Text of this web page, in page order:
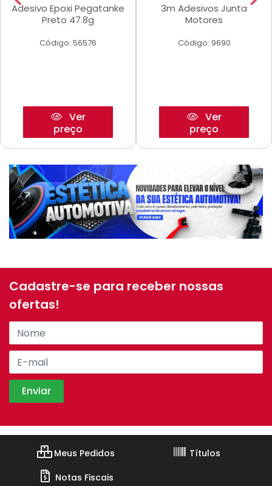
Adesivo Epoxi Pegatanke
Preto 47.8g
Código: 56576
Ver
preço
3m Adesivos Junta
Motores
Código: 9690
Ver
preço
Cadastre-se para receber nossas
ofertas!
Meus Pedidos
Títulos
Notas Fiscais